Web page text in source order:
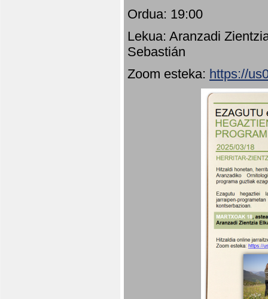
Ordua: 19:00
Lekua: Aranzadi
Sebastián
Zoom esteka: https://